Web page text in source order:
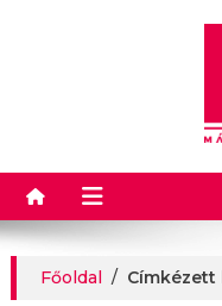
Főoldal /